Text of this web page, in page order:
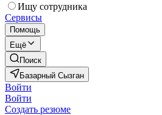
Ищу сотрудника
Сервисы
Помощь
Ещё
Поиск
Базарный Сызган
Войти
Войти
Создать резюме